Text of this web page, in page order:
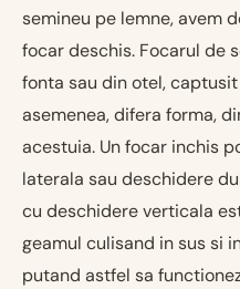
semineu pe lemne, avem
focar deschis. Focarul de
fonta sau din otel,
asemenea, difera forma,
acestuia. Un focar inchis
laterala sau deschidere
cu deschidere verticala
geamul culisand in sus si
putand astfel sa